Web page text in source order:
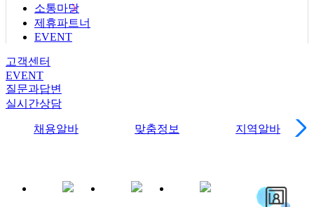
소통마당
제휴파트너
EVENT
고객센터
EVENT
질문과답변
실시간상담
채용알바 맞춤정보 지역알바